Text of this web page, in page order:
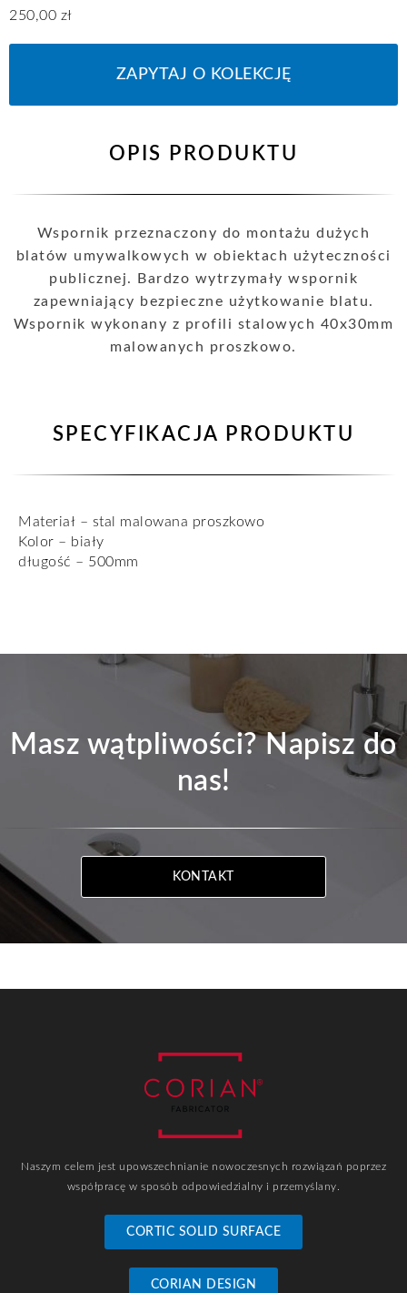
250,00 zł
ZAPYTAJ O KOLEKCJĘ
OPIS PRODUKTU
Wspornik przeznaczony do montażu dużych
blatów umywalkowych w obiektach użyteczności
publicznej. Bardzo wytrzymały wspornik
zapewniający bezpieczne użytkowanie blatu.
Wspornik wykonany z profili stalowych 40x30mm
malowanych proszkowo.
SPECYFIKACJA PRODUKTU
Materiał – stal malowana proszkowo
Kolor – biały
długość – 500mm
Masz wątpliwości? Napisz do
nas!
KONTAKT
Naszym celem jest upowszechnianie nowoczesnych rozwiązań poprzez
współpracę w sposób odpowiedzialny i przemyślany.
CORTIC SOLID SURFACE
CORIAN DESIGN